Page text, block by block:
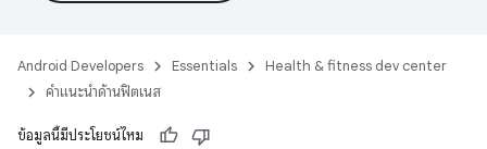
Android Developers Essentials
Health & fitness dev center
คำแนะนำด้านฟิตเนส
ข้อมูลนี้มีประโยชน์ไหม